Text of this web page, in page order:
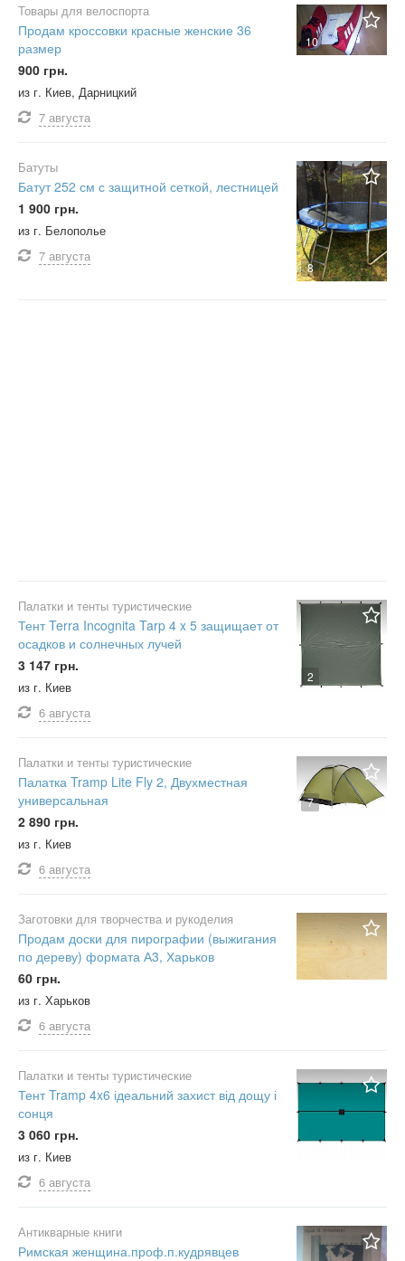
10
Товары для велоспорта
Продам кроссовки красные женские 36
размер
900 грн.
из г. Киев, Дарницкий
7 августа
8
Батуты
Батут 252 см с защитной сеткой, лестницей
1 900 грн.
из г. Белополье
7 августа
2
Палатки и тенты туристические
Тент Terra Incognita Tarp 4 x 5 защищает от
осадков и солнечных лучей
3 147 грн.
из г. Киев
6 августа
7
Палатки и тенты туристические
Палатка Tramp Lite Fly 2, Двухместная
универсальная
2 890 грн.
из г. Киев
6 августа
Заготовки для творчества и рукоделия
Продам доски для пирографии (выжигания
по дереву) формата А3, Харьков
60 грн.
из г. Харьков
6 августа
Палатки и тенты туристические
Тент Tramp 4x6 ідеальний захист від дощу і
сонця
3 060 грн.
из г. Киев
6 августа
Антикварные книги
Римская женщина.проф.п.кудрявцев